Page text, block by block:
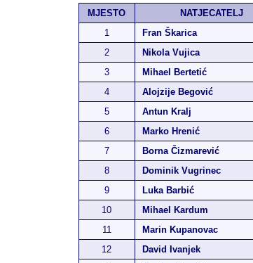
MJESTO NATJECATELJ
1
Fran Škarica
2
Nikola Vujica
3
Mihael Bertetić
4
Alojzije Begović
5
Antun Kralj
6
Marko Hrenić
7
Borna Čizmarević
8
Dominik Vugrinec
9
Luka Barbić
10
Mihael Kardum
11
Marin Kupanovac
12
David Ivanjek